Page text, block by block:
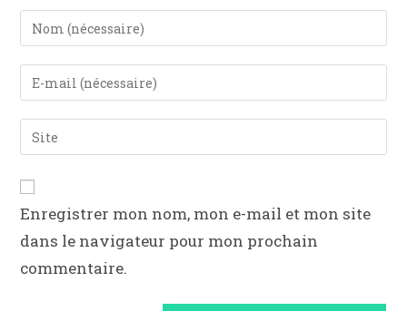
Enregistrer mon nom, mon e-mail et mon site
dans le navigateur pour mon prochain
commentaire.